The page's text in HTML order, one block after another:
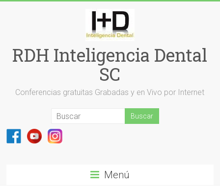
RDH Inteligencia Dental
SC
Conferencias gratuitas Grabadas y en Vivo por Internet
Menú